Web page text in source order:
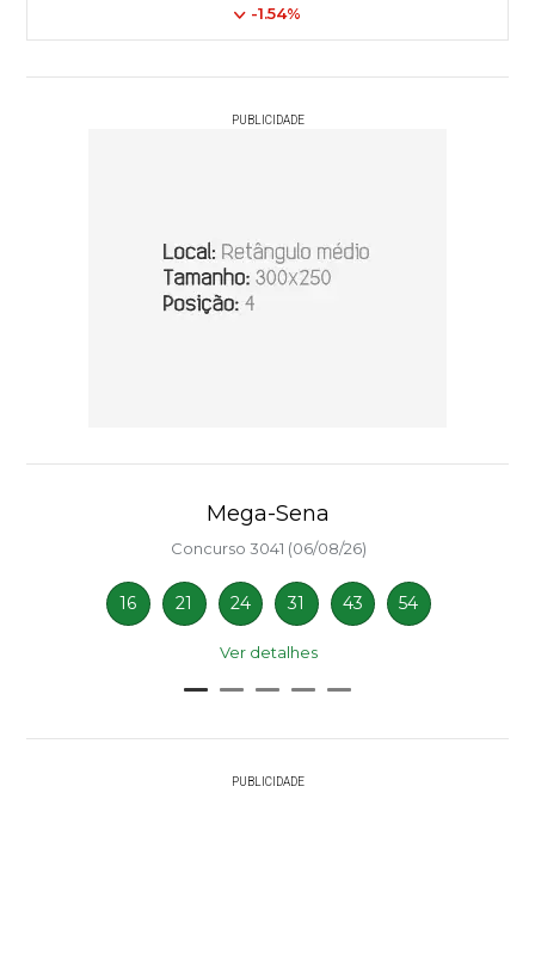
-1.54%
PUBLICIDADE
Mega-Sena
Concurso 3041 (06/08/26)
16 21 24 31 43 54
Ver detalhes
PUBLICIDADE